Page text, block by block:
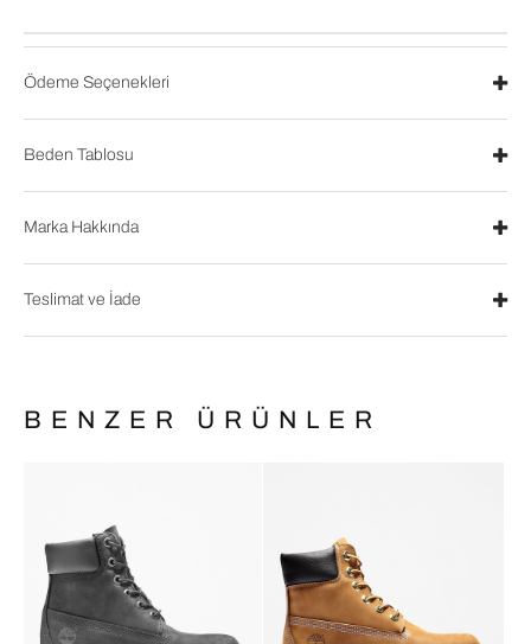
Ödeme Seçenekleri
Beden Tablosu
Marka Hakkında
Teslimat ve İade
BENZER ÜRÜNLER